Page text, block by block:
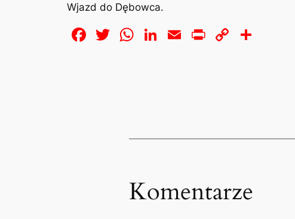
Wjazd do Dębowca.
Facebook
Twitter
WhatsApp
LinkedIn
EmailPrintCopy
Komentarze